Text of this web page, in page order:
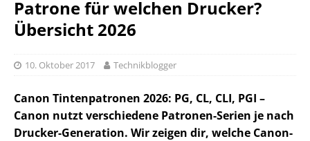
Patrone für welchen Drucker?
Übersicht 2026
10. Oktober 2017 Technikblogger
Canon Tintenpatronen 2026: PG, CL, CLI, PGI –
Canon nutzt verschiedene Patronen-Serien je nach
Drucker-Generation. Wir zeigen dir, welche Canon-